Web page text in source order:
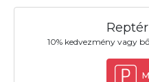
10% kedvezmény vagy